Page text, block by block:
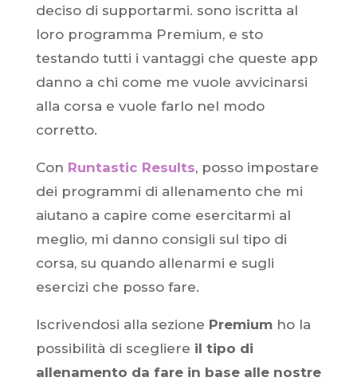
deciso di supportarmi. sono iscritta al
loro programma Premium, e sto
testando tutti i vantaggi che queste app
danno a chi come me vuole avvicinarsi
alla corsa e vuole farlo nel modo
corretto.
Con Runtastic Results, posso impostare
dei programmi di allenamento che mi
aiutano a capire come esercitarmi al
meglio, mi danno consigli sul tipo di
corsa, su quando allenarmi e sugli
esercizi che posso fare.
Iscrivendosi alla sezione Premiumho la
possibilità di scegliere il tipo di
allenamento da fare in base alle nostre